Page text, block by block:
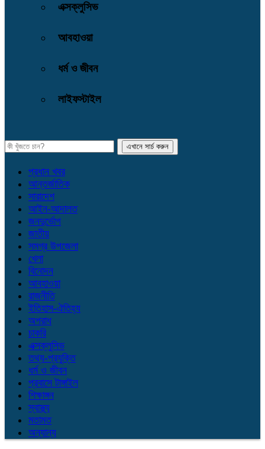
এক্সক্লুসিভ
আবহাওয়া
ধর্ম ও জীবন
লাইফস্টাইল
প্রধান খবর
আন্তর্জাতিক
সারাদেশ
আইন-আদালত
জনদুর্ভোগ
জাতীয়
সমগ্র উপজেলা
খেলা
বিনোদন
আবহাওয়া
রাজনীতি
ইতিহাস-ঐতিহ্য
অপরাধ
চাকরি
এক্সক্লুসিভ
তথ্য-প্রযুক্তি
ধর্ম ও জীবন
প্রবাসে টাঙ্গাইল
শিক্ষাঙ্গন
স্বাস্থ্য
মতামত
অন্যান্য